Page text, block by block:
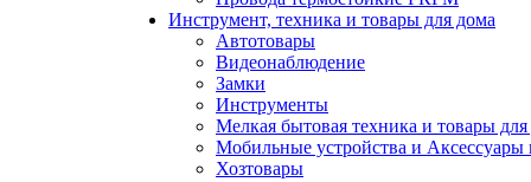
Инструмент, техника и товары для дома
Автотовары
Видеонаблюдение
Замки
Инструменты
Мелкая бытовая техника и товары для
Мобильные устройства и Аксессуары
Хозтовары